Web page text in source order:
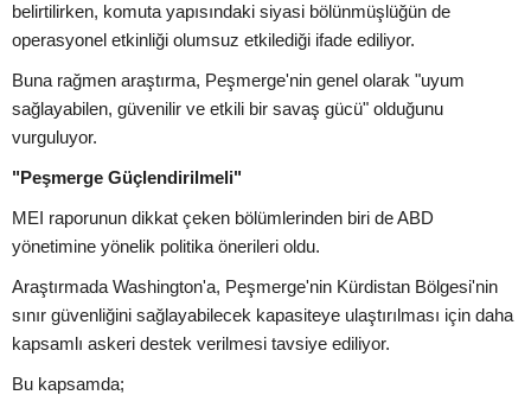
belirtilirken, komuta yapısındaki siyasi bölünmüşlüğün de
operasyonel etkinliği olumsuz etkilediği ifade ediliyor.
Buna rağmen araştırma, Peşmerge'nin genel olarak "uyum
sağlayabilen, güvenilir ve etkili bir savaş gücü" olduğunu
vurguluyor.
"Peşmerge Güçlendirilmeli"
MEI raporunun dikkat çeken bölümlerinden biri de ABD
yönetimine yönelik politika önerileri oldu.
Araştırmada Washington'a, Peşmerge'nin Kürdistan Bölgesi'nin
sınır güvenliğini sağlayabilecek kapasiteye ulaştırılması için daha
kapsamlı askeri destek verilmesi tavsiye ediliyor.
Bu kapsamda;